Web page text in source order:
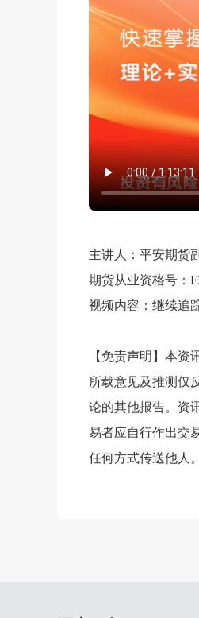
主讲人：平安期货
期货从业资格号：
视频内容：继续追
【免责声明】本
所载意见及推测仅
论的其他报告。资
易者应自行作出交
任何方式传送他人